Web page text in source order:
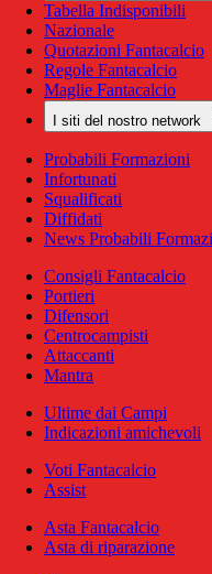
Tabella Indisponibili
Nazionale
Quotazioni Fantacalcio
Regole Fantacalcio
Maglie Fantacalcio
I siti del nostro network
Probabili Formazioni
Infortunati
Squalificati
Diffidati
News Probabili
Consigli Fantacalcio
Portieri
Difensori
Centrocampisti
Attaccanti
Mantra
Ultime dai Campi
Indicazioni amichevoli
Voti Fantacalcio
Assist
Asta Fantacalcio
Asta di riparazione